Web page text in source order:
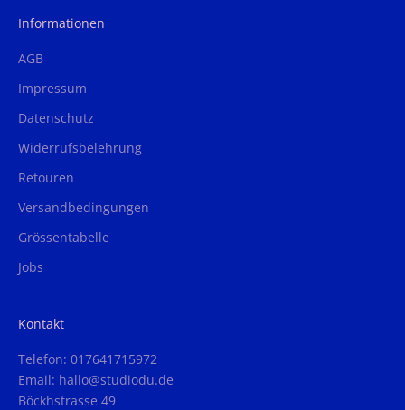
Informationen
AGB
Impressum
Datenschutz
Widerrufsbelehrung
Retouren
Versandbedingungen
Grössentabelle
Jobs
Kontakt
Telefon: 017641715972
Email: hallo@studiodu.de
Böckhstrasse 49